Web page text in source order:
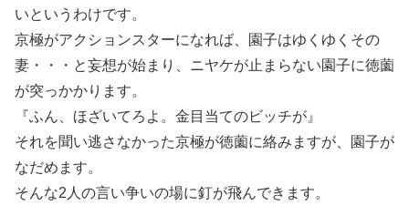
いというわけです。
京極がアクションスターになれば、園子はゆくゆくその
妻・・・と妄想が始まり、ニヤケが止まらない園子に徳薗
が突っかかります。
『ふん、ほざいてろよ。金目当てのビッチが』
それを聞い逃さなかった京極が徳薗に絡みますが、園子が
なだめます。
そんな2人の言い争いの場に釘が飛んできます。